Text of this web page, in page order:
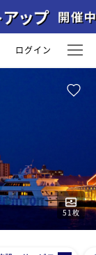
ログイン
51枚